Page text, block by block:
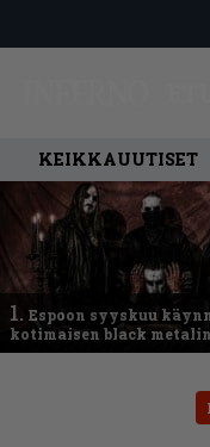
KEIKKAUUTISET
1. Espoon syyskuu
kotimaisen black